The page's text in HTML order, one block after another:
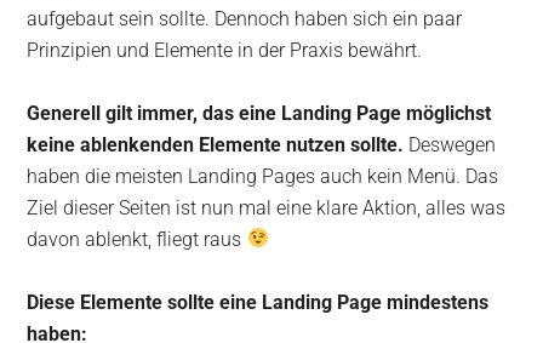
aufgebaut sein sollte. Dennoch haben sich ein paar
Prinzipien und Elemente in der Praxis bewährt.
Generell gilt immer, das eine Landing Page möglichst
keine ablenkenden Elemente nutzen sollte. Deswegen
haben die meisten Landing Pages auch kein Menü. Das
Ziel dieser Seiten ist nun mal eine klare Aktion, alles was
davon ablenkt, fliegt raus
Diese Elemente sollte eine Landing Page mindestens
haben: